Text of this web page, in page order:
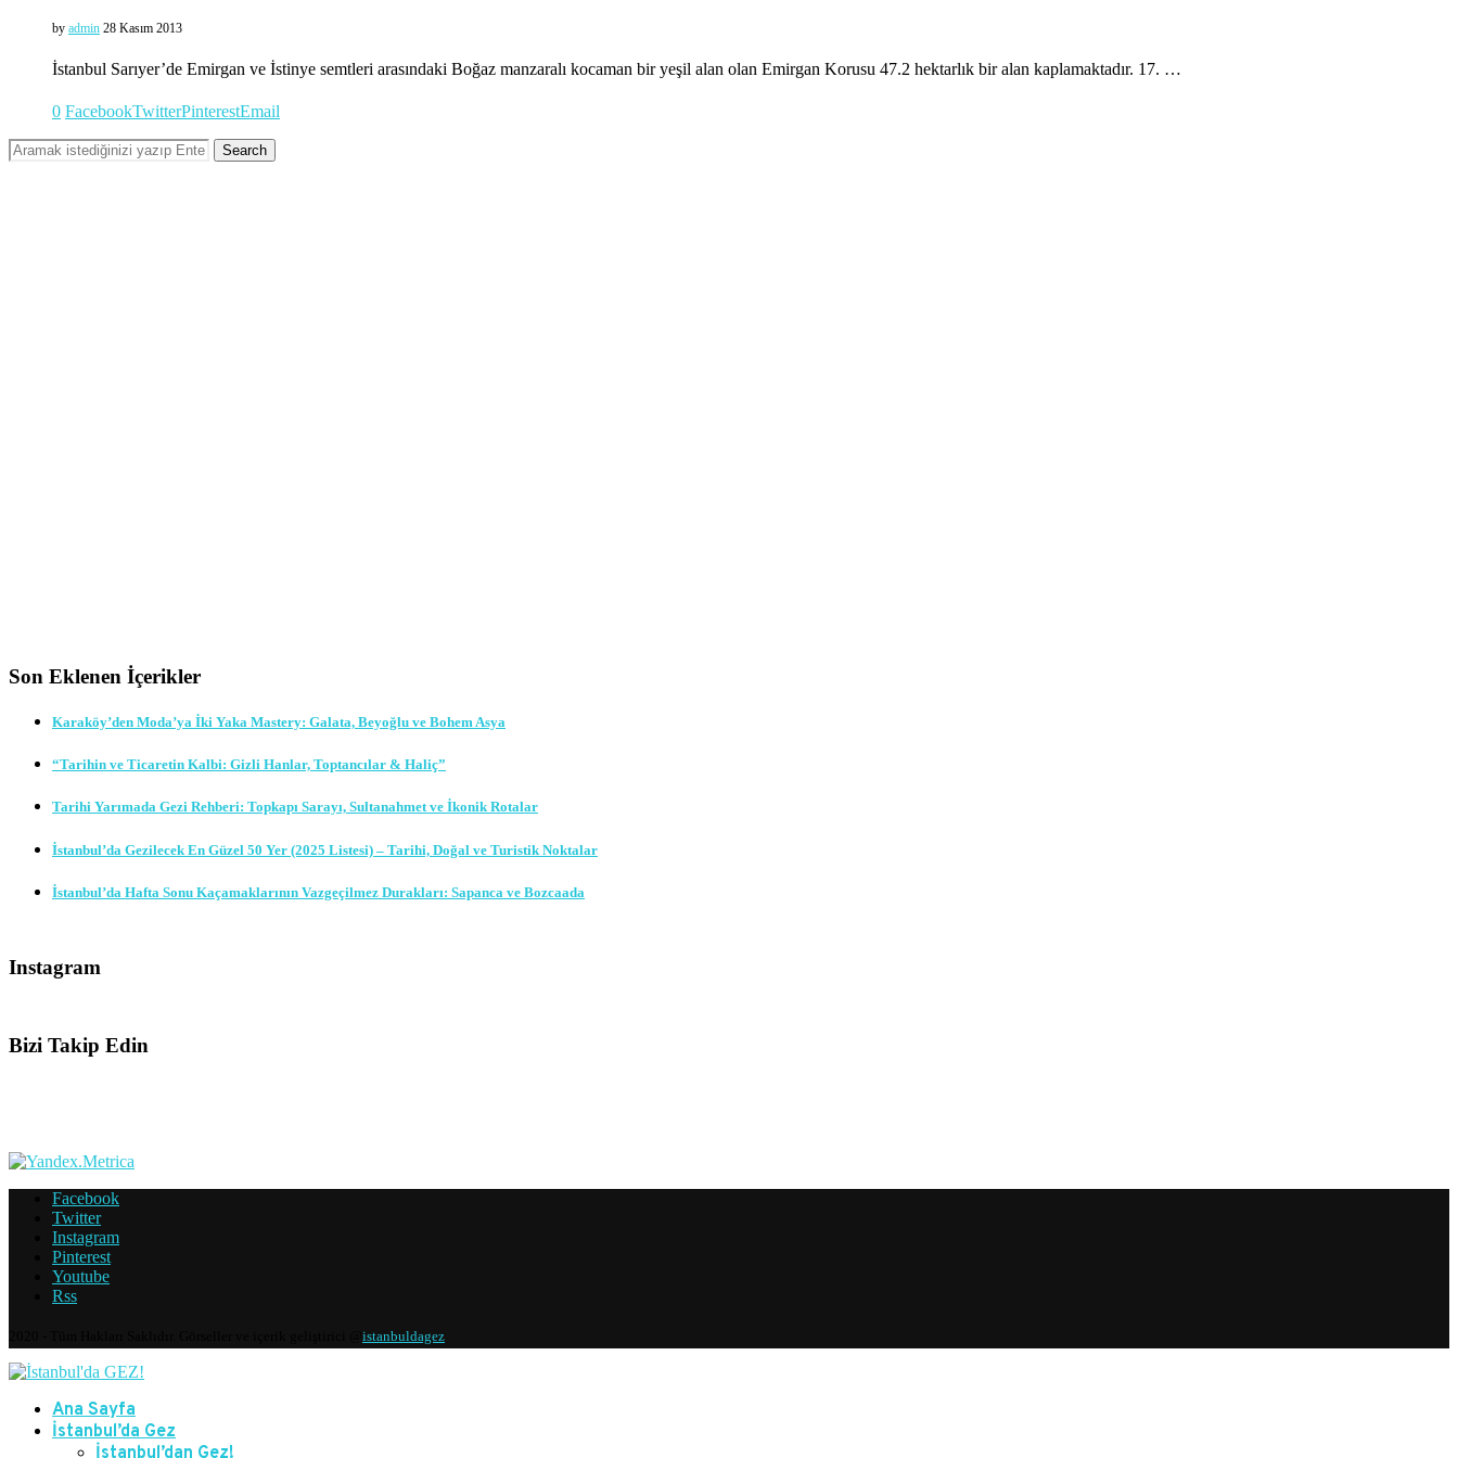
by admin 28 Kasım 2013
İstanbul Sarıyer’de Emirgan ve İstinye semtleri arasındaki Boğaz manzaralı kocaman bir yeşil alan olan Emirgan Korusu 47.2 hektarlık bir alan kaplamaktadır. 17. …
0 FacebookTwitterPinterestEmail
Son Eklenen İçerikler
Karaköy’den Moda’ya İki Yaka Mastery: Galata, Beyoğlu ve Bohem Asya
“Tarihin ve Ticaretin Kalbi: Gizli Hanlar, Toptancılar & Haliç”
Tarihi Yarımada Gezi Rehberi: Topkapı Sarayı, Sultanahmet ve İkonik Rotalar
İstanbul’da Gezilecek En Güzel 50 Yer (2025 Listesi) – Tarihi, Doğal ve Turistik Noktalar
İstanbul’da Hafta Sonu Kaçamaklarının Vazgeçilmez Durakları: Sapanca ve Bozcaada
Instagram
Bizi Takip Edin
Facebook
Twitter
Instagram
Pinterest
Youtube
Rss
istanbuldagez
Ana Sayfa
İstanbul’da Gez
İstanbul’dan Gez!